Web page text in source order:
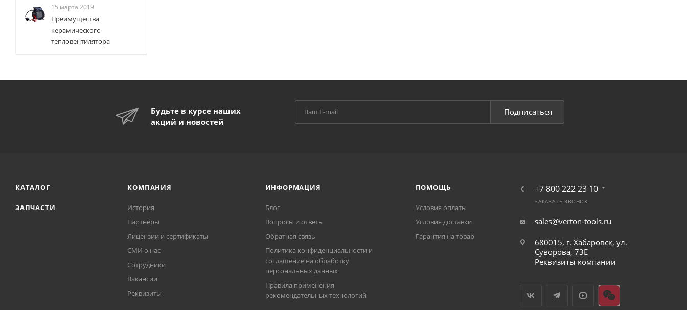
15 марта 2019
Преимущества
керамического
тепловентилятора
Будьте в курсе наших
акций и новостей
Подписаться
КАТАЛОГ
ЗАПЧАСТИ
КОМПАНИЯ
История
Партнёры
Лицензии и сертификаты
СМИ о нас
Сотрудники
Вакансии
Реквизиты
ИНФОРМАЦИЯ
Блог
Вопросы и ответы
Обратная связь
Политика конфиденциальности и
соглашение на обработку
персональных данных
Правила применения
рекомендательных технологий
ПОМОЩЬ
Условия оплаты
Условия доставки
Гарантия на товар
+7 800 222 23 10
ЗАКАЗАТЬ ЗВОНОК
sales@verton-tools.ru
680015, г. Хабаровск, ул.
Суворова, 73Е
Реквизиты компании